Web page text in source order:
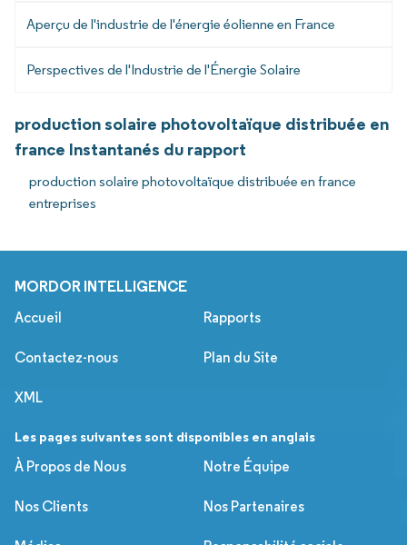
Aperçu de l'industrie de l'énergie éolienne en France
Perspectives de l'Industrie de l'Énergie Solaire
production solaire photovoltaïque distribuée en
france Instantanés du rapport
production solaire photovoltaïque distribuée en france
entreprises
MORDOR INTELLIGENCE
Accueil Rapports
Contactez-nous Plan du Site
XML
Les pages suivantes sont disponibles en anglais
À Propos de Nous
Notre Équipe
Nos Clients Nos Partenaires